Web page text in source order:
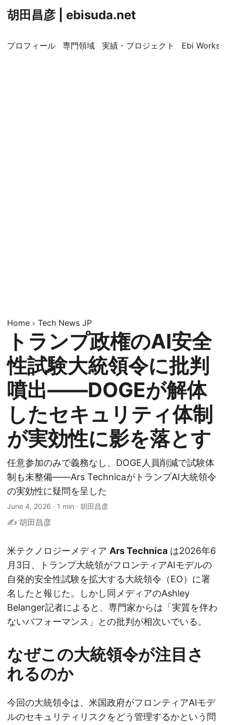
胡田昌彦 | ebisuda.net
プロフィール 専門領域 実績・プロジェクト Ebi
Home » Tech News JP
トランプ政権のAI安全
性試験大統領令に批判
噴出——DOGEが解体
したセキュリティ体制
が実効性に影を落とす
任意参加のみで義務なし、DOGE人員削減で試験体
制も未整備——Ars TechnicaがトランプAI大統領令
の実効性に疑問を呈した
June 4, 2026 · 1 min · 胡田昌彦
✍️ 胡田昌彦
米テクノロジーメディア Ars Technica は2026年6
月3日、トランプ大統領がフロンティアAIモデルの
自発的安全性試験を拡大する大統領令（EO）に署
名したと報じた。しかし同メディアのAshley
Belanger記者によると、専門家からは「実質を伴わ
ないパフォーマンス」との批判が相次いでいる。
なぜこの大統領令が注目さ
れるのか
今回の大統領令は、米国政府がフロンティアAIモデ
ルのセキュリティリスクをどう管理するかという問